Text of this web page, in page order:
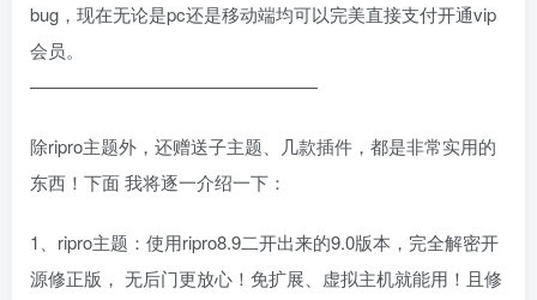
bug，现在无论是pc还是移动端均可以完美直接支付开通vip
会员。
————————————————
除ripro主题外，还赠送子主题、几款插件，都是非常实用的
东西！下面 我将逐一介绍一下：
1、ripro主题：使用ripro8.9二开出来的9.0版本，完全解密开
源修正版， 无后门更放心！免扩展、虚拟主机就能用！且修